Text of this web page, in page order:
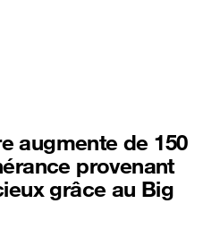
augmente de 150
provenant
grâce au Big